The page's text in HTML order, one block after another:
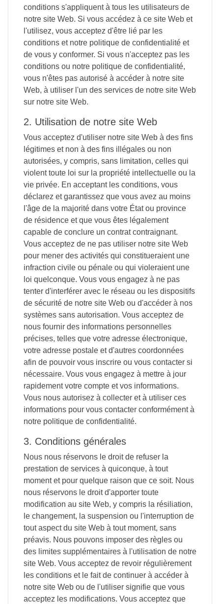
conditions s'appliquent à tous les utilisateurs de
notre site Web. Si vous accédez à ce site Web et
l'utilisez, vous acceptez d'être lié par les
conditions et notre politique de confidentialité et
de vous y conformer. Si vous n'acceptez pas les
conditions ou notre politique de confidentialité,
vous n'êtes pas autorisé à accéder à notre site
Web, à utiliser l'un des services de notre site Web
sur notre site Web.
2. Utilisation de notre site Web
Vous acceptez d'utiliser notre site Web à des fins
légitimes et non à des fins illégales ou non
autorisées, y compris, sans limitation, celles qui
violent toute loi sur la propriété intellectuelle ou la
vie privée. En acceptant les conditions, vous
déclarez et garantissez que vous avez au moins
l'âge de la majorité dans votre État ou province
de résidence et que vous êtes légalement
capable de conclure un contrat contraignant.
Vous acceptez de ne pas utiliser notre site Web
pour mener des activités qui constitueraient une
infraction civile ou pénale ou qui violeraient une
loi quelconque. Vous vous engagez à ne pas
tenter d'interférer avec le réseau ou les dispositifs
de sécurité de notre site Web ou d'accéder à nos
systèmes sans autorisation. Vous acceptez de
nous fournir des informations personnelles
précises, telles que votre adresse électronique,
votre adresse postale et d'autres coordonnées
afin de pouvoir vous inscrire ou vous contacter si
nécessaire. Vous vous engagez à mettre à jour
rapidement votre compte et vos informations.
Vous nous autorisez à collecter et à utiliser ces
informations pour vous contacter conformément à
notre politique de confidentialité.
3. Conditions générales
Nous nous réservons le droit de refuser la
prestation de services à quiconque, à tout
moment et pour quelque raison que ce soit. Nous
nous réservons le droit d'apporter toute
modification au site Web, y compris la résiliation,
le changement, la suspension ou l'interruption de
tout aspect du site Web à tout moment, sans
préavis. Nous pouvons imposer des règles ou
des limites supplémentaires à l'utilisation de notre
site Web. Vous acceptez de revoir régulièrement
les conditions et le fait de continuer à accéder à
notre site Web ou de l'utiliser signifie que vous
acceptez les modifications. Vous acceptez que